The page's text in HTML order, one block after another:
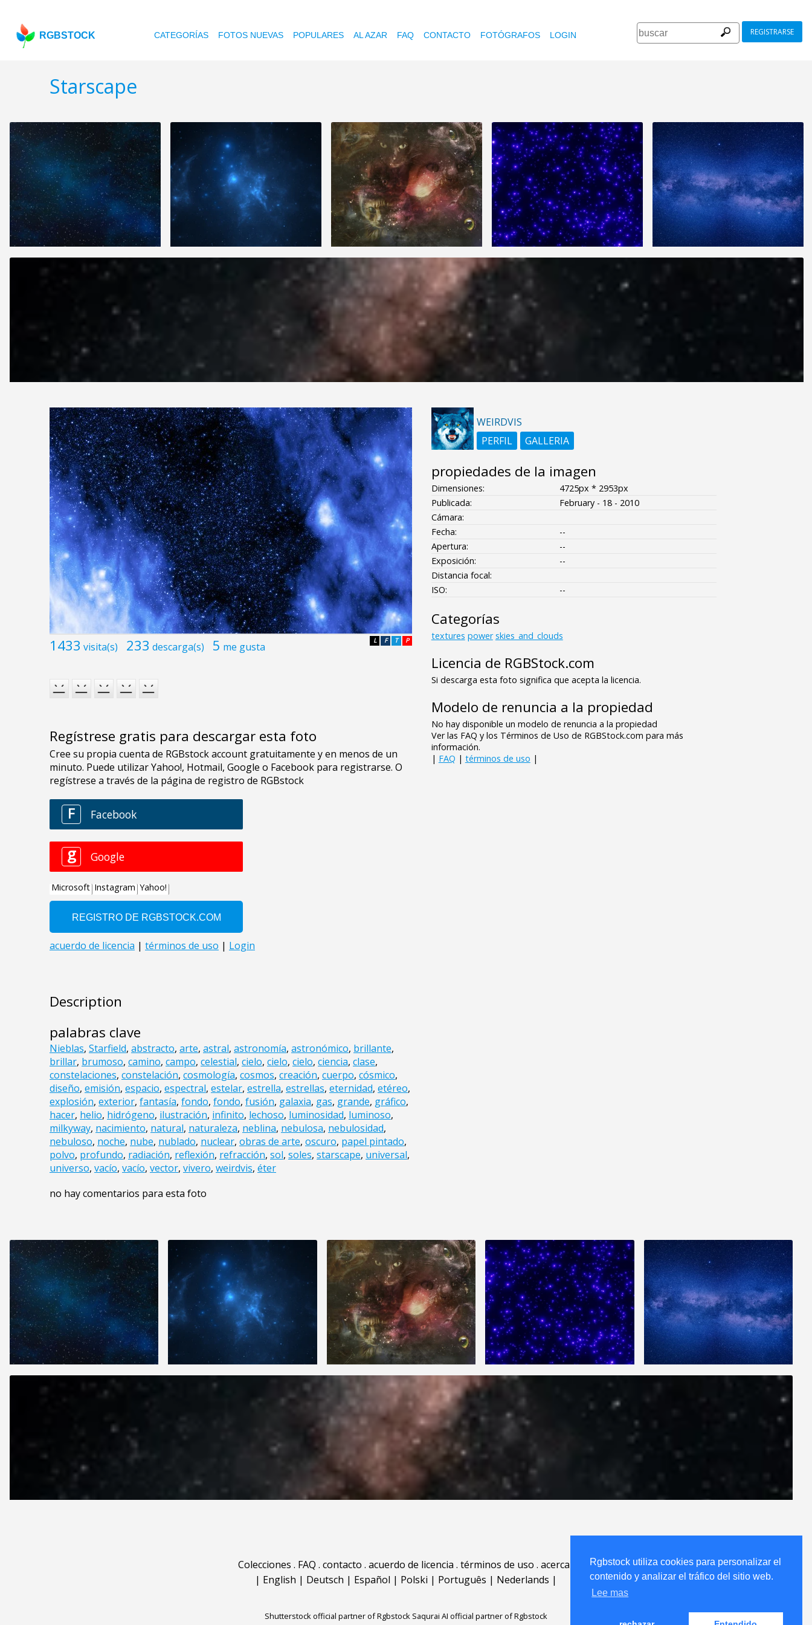
Rgbstock utiliza cookies para personalizar el
contenido y analizar el tráfico del sitio web.
Lee mas
RGBSTOCK CATEGORÍAS FOTOS NUEVAS POPULARES AL AZAR FAQ CONTACTO FOTÓGRAFOS LOGIN REGISTRARSE
Starscape
1433 visita(s) 233 descarga(s) 5 me gusta P
T
F
L
Regístrese gratis para descargar esta foto
Description
palabras clave
Nieblas, Starfield, abstracto, arte, astral, astronomía, astronómico, brillante,
brillar, brumoso, camino, campo, celestial, cielo, cielo, cielo, ciencia, clase,
constelaciones, constelación, cosmología, cosmos, creación, cuerpo, cósmico,
diseño, emisión, espacio, espectral, estelar, estrella, estrellas, eternidad, etéreo,
explosión, exterior, fantasía, fondo, fondo, fusión, galaxia, gas, grande, gráfico,
hacer, helio, hidrógeno, ilustración, infinito, lechoso, luminosidad, luminoso,
milkyway, nacimiento, natural, naturaleza, neblina, nebulosa, nebulosidad,
nebuloso, noche, nube, nublado, nuclear, obras de arte, oscuro, papel pintado,
polvo, profundo, radiación, reflexión, refracción, sol, soles, starscape, universal,
universo, vacío, vacío, vector, vivero, weirdvis, éter
no hay comentarios para esta foto
WEIRDVIS
PERFIL
GALLERIA
propiedades de la imagen
Dimensiones:
4725px * 2953px
Publicada:
February - 18 - 2010
Cámara:
Fecha:
--
Apertura:
--
Exposición:
--
Distancia focal:
ISO:
--
Categorías
textures power skies_and_clouds
Licencia de RGBStock.com
Si descarga esta foto significa que acepta la licencia.
Modelo de renuncia a la propiedad
No hay disponible un modelo de renuncia a la propiedad
Ver las FAQ y los Términos de Uso de RGBStock.com para más
información.
| FAQ | términos de uso |
Colecciones . FAQ . contacto . acuerdo de licencia . términos de uso . acerca
| English | Deutsch | Español | Polski | Português | Nederlands |
Shutterstock official partner of Rgbstock Saqurai AI official partner of Rgbstock